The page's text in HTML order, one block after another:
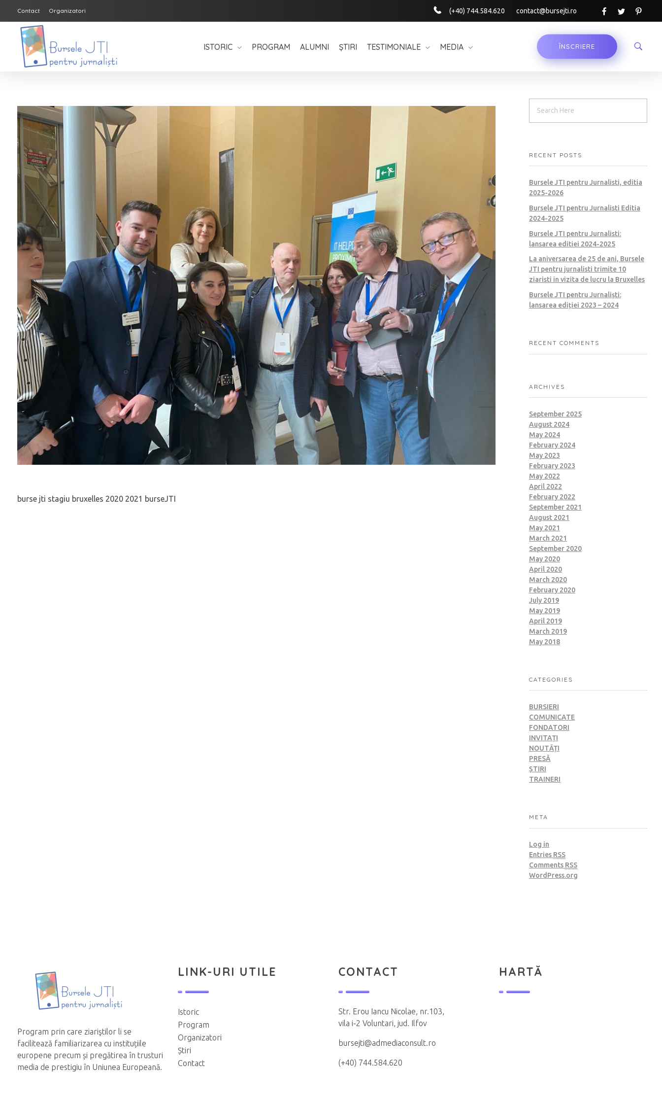
Contact Organizatori (+40) 744.584.620 contact@bursejti.ro
ÎNSCRIERE
ISTORIC PROGRAM ALUMNI ȘTIRI TESTIMONIALE MEDIA
burse jti stagiu bruxelles 2020 2021 burseJTI
RECENT POSTS
Bursele JTI pentru Jurnalisti, editia
2025-2026
Bursele JTI pentru Jurnalisti Editia
2024-2025
Bursele JTI pentru Jurnalisti:
lansarea editiei 2024-2025
La aniversarea de 25 de ani, Bursele
JTI pentru jurnalisti trimite 10
ziaristi in vizita de lucru la Bruxelles
Bursele JTI pentru Jurnaliști:
lansarea ediției 2023 – 2024
RECENT COMMENTS
ARCHIVES
September 2025
August 2024
May 2024
February 2024
May 2023
February 2023
May 2022
April 2022
February 2022
September 2021
August 2021
May 2021
March 2021
September 2020
May 2020
April 2020
March 2020
February 2020
July 2019
May 2019
April 2019
March 2019
May 2018
CATEGORIES
BURSIERI
COMUNICATE
FONDATORI
INVITAȚI
NOUTĂȚI
PRESĂ
ȘTIRI
TRAINERI
META
Log in
Entries RSS
Comments RSS
WordPress.org
Program prin care ziariştilor li se
facilitează familiarizarea cu instituțiile
europene precum și pregătirea în trusturi
media de prestigiu în Uniunea Europeană.
LINK-URI UTILE
Istoric
Program
Organizatori
Știri
Contact
CONTACT
Str. Erou Iancu Nicolae, nr.103,
vila i-2 Voluntari, jud. Ilfov
bursejti@admediaconsult.ro
(+40) 744.584.620
HARTĂ